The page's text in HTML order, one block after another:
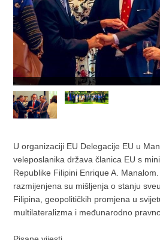
U organizaciji EU Delegacije EU u
veleposlanika država članica EU s
Republike Filipini Enrique A.
razmijenjena su mišljenja o stanju
Filipina, geopolitičkih promjena u
multilateralizma i međunarodno